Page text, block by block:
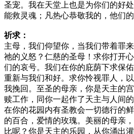
圣宠。我在天堂上也是为你们的好
能救灵魂；凡热心恭敬我的，他们
祈求：
主母，我们仰望你，当我们带着罪
祂的义怒？仁慈的圣母！求你打开
们的哀号。我们在你的庇荫下求保
重新与我们和好。求你怜视罪人，
我挽回。至圣的母亲，你是天主的
赎工作，同你一起作了天主与人间
在你的花园内有圣教会一切德行的
的百合，爱情的玫瑰。美丽的母亲
比呢？你是天主的乐园，从你涌出